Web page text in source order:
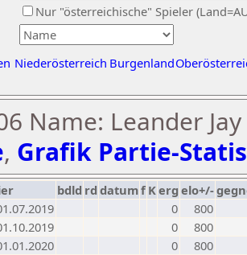
Nur "österreichische" Spieler
Niederösterreich Burgenland
Name: Leander
, Grafik Partie-
bdld rd datumf Kerg elo+/-
0
800
0
800
0
800